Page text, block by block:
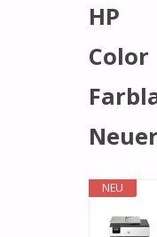
HP
Color
NEU